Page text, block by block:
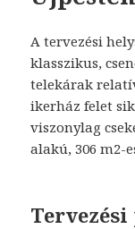
A tervezési
klasszikus,
telekárak
ikerház felet
viszonylag
alakú, 306 m2-